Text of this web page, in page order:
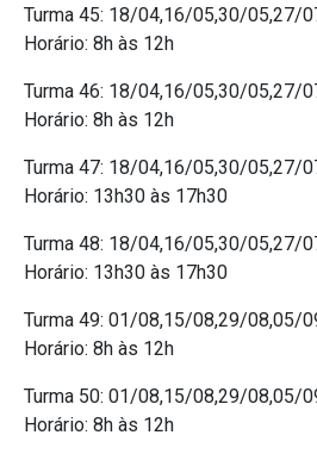
Turma 45: 18/04,16/05,30/05,27/
Horário: 8h às 12h
Turma 46: 18/04,16/05,30/05,27/
Horário: 8h às 12h
Turma 47: 18/04,16/05,30/05,27/
Horário: 13h30 às 17h30
Turma 48: 18/04,16/05,30/05,27/
Horário: 13h30 às 17h30
Turma 49: 01/08,15/08,29/08,05/
Horário: 8h às 12h
Turma 50: 01/08,15/08,29/08,05/
Horário: 8h às 12h